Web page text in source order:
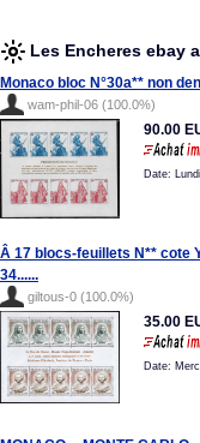
Les Encheres ebay
Monaco bloc N°30a** non
wam-phil-06 (100.0%)
90.00
Date:
Â 17 blocs-feuillets N** cote
34......
giltous-0 (100.0%)
35.00
Date: